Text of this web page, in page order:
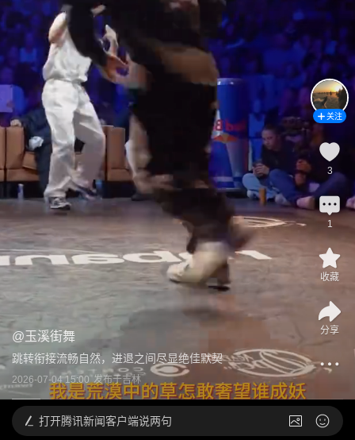
@玉溪街舞
跳转衔接流畅自然，进退之间尽显绝佳默契
2026-07-04 15:00 发布于吉林
关注
3
1
收藏
分享
打开腾讯新闻客户端说两句